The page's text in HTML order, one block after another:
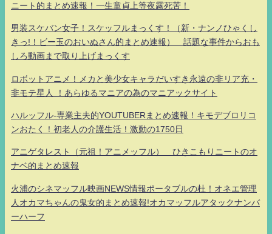
ニート的まとめ速報！一生童貞上等夜露死苦！
男装スケバン女子！スケッフルまっくす！（新・ナンノひゃくし
きっ!！ビー玉のおいぬさん的まとめ速報） 話題な事件からおも
しろ動画まで取り上げまっくす
ロボットアニメ！メカと美少女キャラだいすき永遠の非リア充・
非モテ星人 ！あらゆるマニアの為のマニアックサイト
ハルッフル-専業主夫的YOUTUBERまとめ速報！キモデブロリコ
ンおたく！初老人の介護生活！激動の1750日
アニゲタレスト（元祖！アニメッフル） ひきこもりニートのオ
ナベ的まとめ速報
火浦のシネマッフル映画NEWS情報ポータブルの杜！オネエ管理
人オカマちゃんの鬼女的まとめ速報!オカマッフルアタックナンバ
ーハーフ